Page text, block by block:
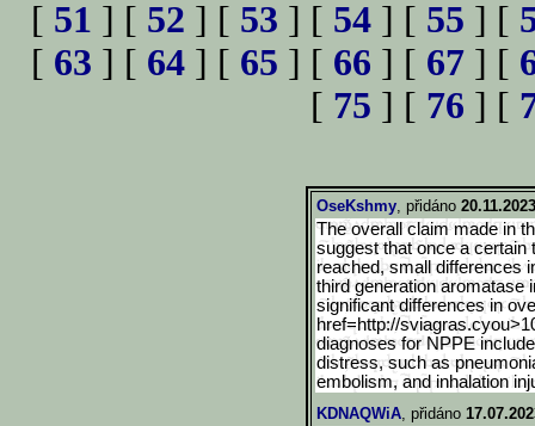
[ 51 ] [ 52 ] [ 53 ] [ 54 ] [ 55 ] [
[ 63 ] [ 64 ] [ 65 ] [ 66 ] [ 67 ] [
[ 75 ] [ 76 ] [
OseKshmy, přidáno
The overall claim made in
suggest that once a certain
reached, small differences
third generation aromatase
significant differences in
href=http://sviagras.cyou>1
diagnoses for NPPE
distress, such as
embolism, and inhalation
KDNAQWiA, přidáno